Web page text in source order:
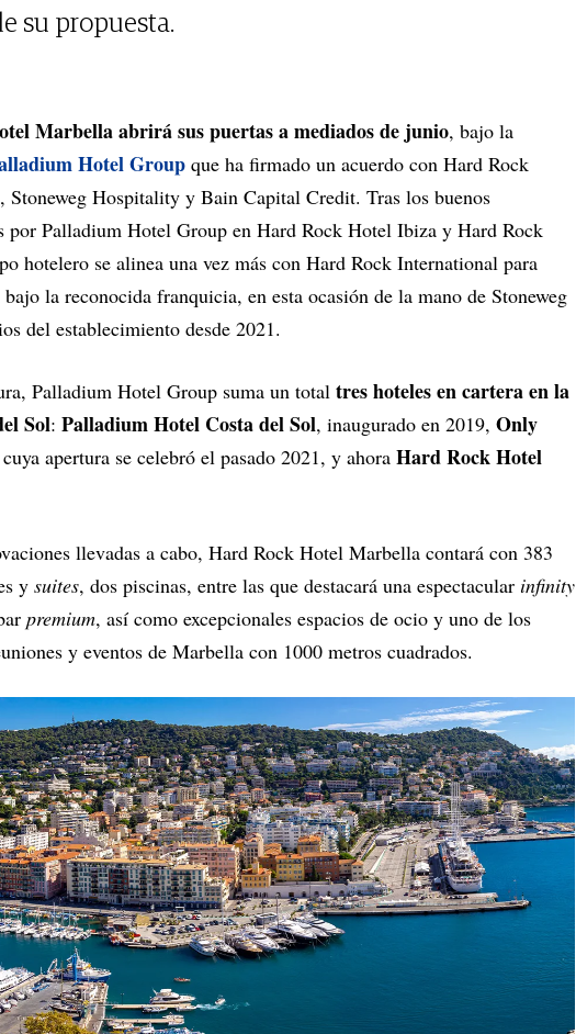
su propuesta.
Marbella abrirá sus puertas a mediados de junio, bajo la
Hotel Group que ha firmado un acuerdo con Hard Rock
Stoneweg Hospitality y Bain Capital Credit. Tras los buenos
por Palladium Hotel Group en Hard Rock Hotel Ibiza y Hard Rock
hotelero se alinea una vez más con Hard Rock International para
la reconocida franquicia, en esta ocasión de la mano de Stoneweg
del establecimiento desde 2021.
Palladium Hotel Group suma un total tres hoteles en cartera en la
Sol: Palladium Hotel Costa del Sol, inaugurado en 2019, Only
apertura se celebró el pasado 2021, y ahora Hard Rock Hotel
llevadas a cabo, Hard Rock Hotel Marbella contará con 383
y suites, dos piscinas, entre las que destacará una espectacular infinity
premium, así como excepcionales espacios de ocio y uno de los
y eventos de Marbella con 1000 metros cuadrados.